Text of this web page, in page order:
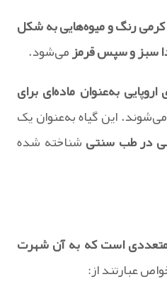
رنگ و میوه‌هایی به شکل
سبز و سپس قرمزمی‌شود.
به‌عنوان ماده‌ای برای
این گیاه به‌عنوان یک
در طب سنتیشناخته شده
است که به آن شهرت
عبارتند از: